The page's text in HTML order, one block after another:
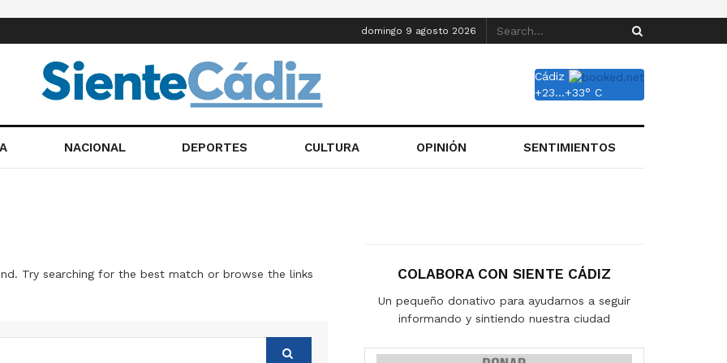
domingo 9 agosto 2026
Cádiz
+23...+33° C
NACIONAL DEPORTES CULTURA OPINIÓN SENTIMIENTOS
Try searching for the best match or browse the links COLABORA CON SIENTE CÁDIZ
Un pequeño donativo para ayudarnos a seguir
informando y sintiendo nuestra ciudad